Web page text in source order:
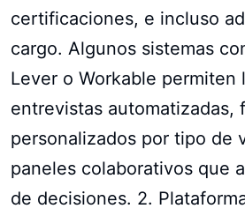
certificaciones, e incluso
cargo. Algunos sistemas
Lever o Workable permiten
entrevistas automatizadas,
personalizados por tipo de
paneles colaborativos que
de decisiones. 2.